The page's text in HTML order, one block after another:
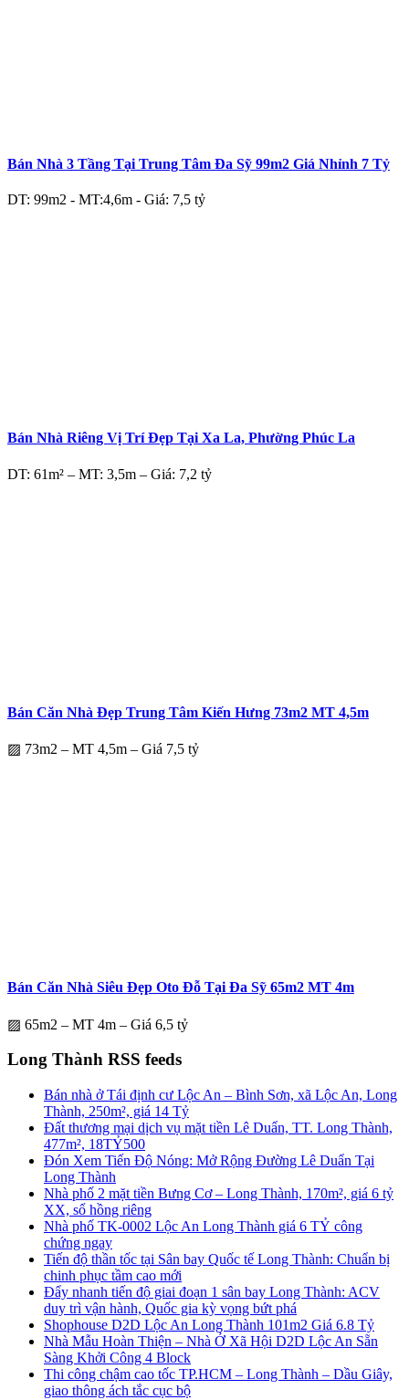
Bán Nhà 3 Tầng Tại Trung Tâm Đa Sỹ 99m2 Giá Nhỉnh 7 Tỷ
DT: 99m2 - MT:4,6m - Giá: 7,5 tỷ
Bán Nhà Riêng Vị Trí Đẹp Tại Xa La, Phường Phúc La
DT: 61m² – MT: 3,5m – Giá: 7,2 tỷ
Bán Căn Nhà Đẹp Trung Tâm Kiến Hưng 73m2 MT 4,5m
▨ 73m2 – MT 4,5m – Giá 7,5 tỷ
Bán Căn Nhà Siêu Đẹp Oto Đỗ Tại Đa Sỹ 65m2 MT 4m
▨ 65m2 – MT 4m – Giá 6,5 tỷ
Long Thành RSS feeds
Bán nhà ở Tái định cư Lộc An – Bình Sơn, xã Lộc An, Long
Thành, 250m², giá 14 Tỷ
Đất thương mại dịch vụ mặt tiền Lê Duẩn, TT. Long Thành,
477m², 18TỶ500
Đón Xem Tiến Độ Nóng: Mở Rộng Đường Lê Duẩn Tại
Long Thành
Nhà phố 2 mặt tiền Bưng Cơ – Long Thành, 170m², giá 6 tỷ
XX, sổ hồng riêng
Nhà phố TK-0002 Lộc An Long Thành giá 6 TỶ công
chứng ngay
Tiến độ thần tốc tại Sân bay Quốc tế Long Thành: Chuẩn bị
chinh phục tầm cao mới
Đẩy nhanh tiến độ giai đoạn 1 sân bay Long Thành: ACV
duy trì vận hành, Quốc gia kỳ vọng bứt phá
Shophouse D2D Lộc An Long Thành 101m2 Giá 6.8 Tỷ
Nhà Mẫu Hoàn Thiện – Nhà Ở Xã Hội D2D Lộc An Sẵn
Sàng Khởi Công 4 Block
Thi công chậm cao tốc TP.HCM – Long Thành – Dầu Giây,
giao thông ách tắc cục bộ